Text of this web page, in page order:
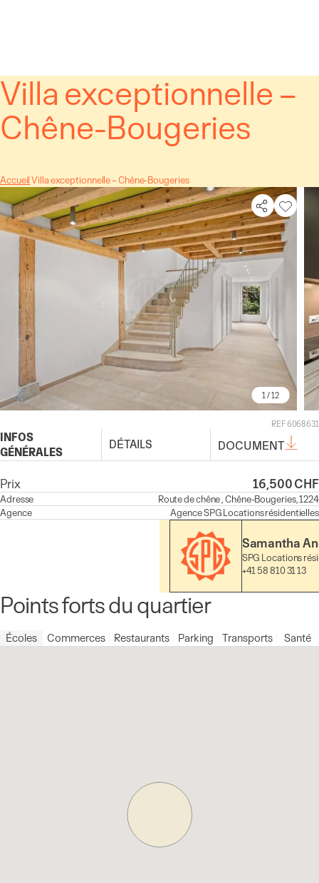
Villa exceptionnelle –
Chêne-Bougeries
AccueilVilla exceptionnelle – Chêne-Bougeries
1 / 12
REF 6068631
INFOS
GÉNÉRALES
DÉTAILS DOCUMENT
Prix 16,500 CHF
Adresse
Route de chêne , Chêne-Bougeries, 1224
Agence
AgenceSPG Locations résidentielles
Samantha
SPG Locations
+41 58 810 31 13
Points forts du quartier
Écoles Commerces Restaurants Parking Transports Santé